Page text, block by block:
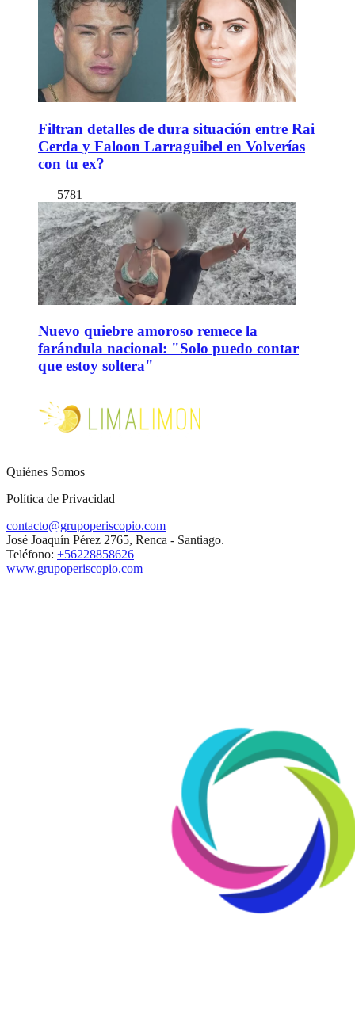
Filtran detalles de dura situación entre Rai
Cerda y Faloon Larraguibel en Volverías
con tu ex?
5781
Nuevo quiebre amoroso remece la
farándula nacional: "Solo puedo contar
que estoy soltera"
Quiénes Somos
Política de Privacidad
contacto@grupoperiscopio.com
José Joaquín Pérez 2765, Renca - Santiago.
Teléfono: +56228858626
www.grupoperiscopio.com